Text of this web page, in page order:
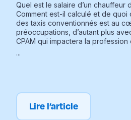
Quel est le salaire d’un chauffeur
Comment est-il calculé et de quoi
des taxis conventionnés est au
préoccupations, d’autant plus
CPAM qui impactera la
...
Lire l’article